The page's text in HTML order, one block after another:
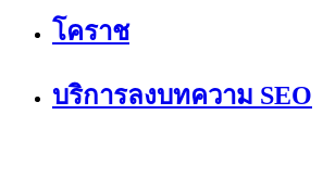
โคราช
บริการลงบทความ SEO